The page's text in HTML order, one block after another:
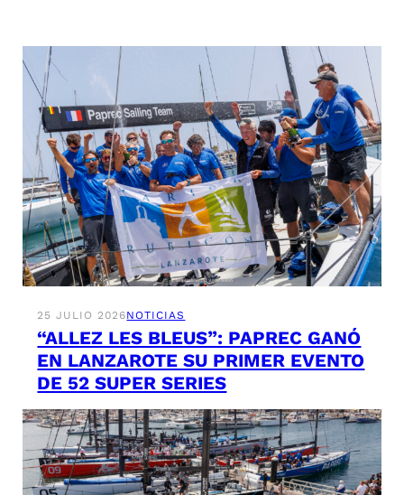
25 JULIO 2026NOTICIAS
“ALLEZ LES BLEUS”: PAPREC GANÓ
EN LANZAROTE SU PRIMER EVENTO
DE 52 SUPER SERIES